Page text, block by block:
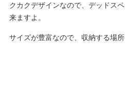
クカクデザインなので、デッドス
来ますよ。
サイズが豊富なので、収納する場